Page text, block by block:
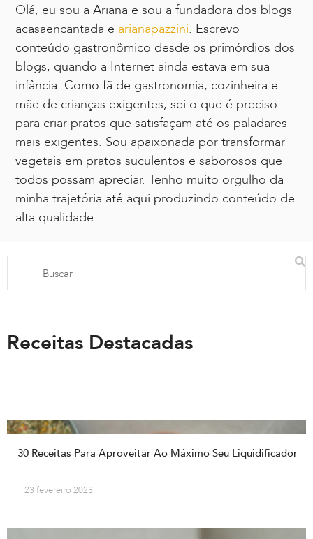
Olá, eu sou a Ariana e sou a fundadora dos blogs
acasaencantada e arianapazzini. Escrevo
conteúdo gastronômico desde os primórdios dos
blogs, quando a Internet ainda estava em sua
infância. Como fã de gastronomia, cozinheira e
mãe de crianças exigentes, sei o que é preciso
para criar pratos que satisfaçam até os paladares
mais exigentes. Sou apaixonada por transformar
vegetais em pratos suculentos e saborosos que
todos possam apreciar. Tenho muito orgulho da
minha trajetória até aqui produzindo conteúdo de
alta qualidade.
Receitas Destacadas
30 Receitas Para Aproveitar Ao Máximo Seu Liquidificador
23 fevereiro 2023